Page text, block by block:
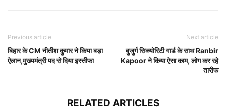
Previous article
बिहार के CM नीतीश कुमार ने किया बड़ा
ऐलान,मुख्यमंत्री पद से दिया इस्तीफा
Next article
बुजुर्ग सिक्योरिटी गार्ड के साथ Ranbir
Kapoor ने किया ऐसा काम, लोग कर रहे
तारीफ
RELATED ARTICLES